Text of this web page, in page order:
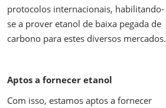
protocolos internacionais, habilitando-
se a prover etanol de baixa pegada de
carbono para estes diversos mercados.
Aptos a fornecer etanol
Com isso, estamos aptos a fornecer